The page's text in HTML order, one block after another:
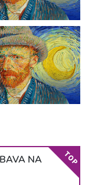
NA
TOP